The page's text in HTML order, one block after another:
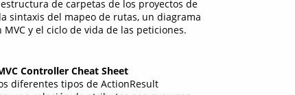
de carpetas de los proyectos de
sintaxis del mapeo de rutas, un diagrama
y el ciclo de vida de las peticiones.
Controller Cheat Sheet
diferentes tipos de ActionResult